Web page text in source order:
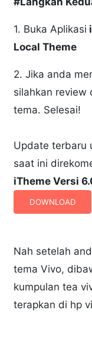
1. Buka Aplikasi
Local Theme
2. Jika anda
silahkan review
tema. Selesai!
Update terbaru
saat ini
iTheme Versi
DOWNLOAD
Nah setelah
tema Vivo,
kumpulan tea
terapkan di hp